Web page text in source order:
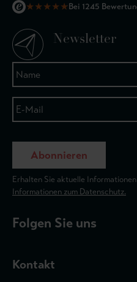
★★★★★Bei 1245
Newsletter
Abonnieren
Erhalten Sie aktuelle
Informationen zum Datenschutz.
Folgen Sie uns
Kontakt